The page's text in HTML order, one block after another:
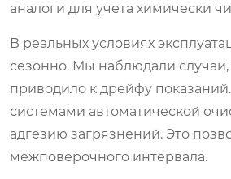
аналоги для учета химически
В реальных условиях
сезонно. Мы наблюдали
приводило к дрейфу
системами автоматической
адгезию загрязнений. Это
межповерочного интервала.